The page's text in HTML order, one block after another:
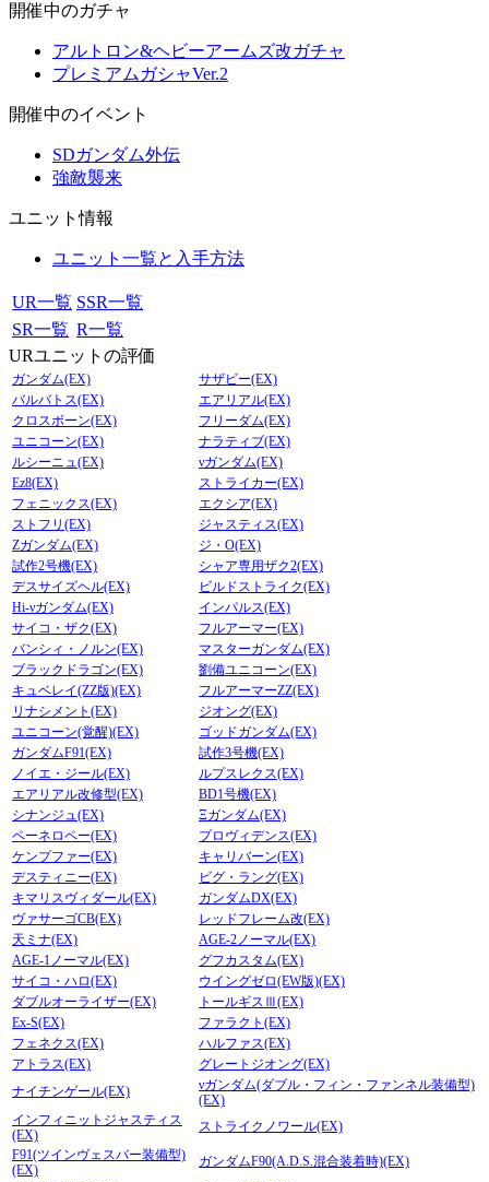
開催中のガチャ
アルトロン&ヘビーアームズ改ガチャ
プレミアムガシャVer.2
開催中のイベント
SDガンダム外伝
強敵襲来
ユニット情報
ユニット一覧と入手方法
UR一覧 SSR一覧
SR一覧 R一覧
URユニットの評価
ガンダム(EX)
サザビー(EX)
バルバトス(EX)
エアリアル(EX)
クロスボーン(EX)
フリーダム(EX)
ユニコーン(EX)
ナラティブ(EX)
ルシーニュ(EX)
νガンダム(EX)
Ez8(EX)
ストライカー(EX)
フェニックス(EX)
エクシア(EX)
ストフリ(EX)
ジャスティス(EX)
Zガンダム(EX)
ジ・O(EX)
試作2号機(EX)
シャア専用ザク2(EX)
デスサイズヘル(EX)
ビルドストライク(EX)
Hi-νガンダム(EX)
インパルス(EX)
サイコ・ザク(EX)
フルアーマー(EX)
バンシィ・ノルン(EX)
マスターガンダム(EX)
ブラックドラゴン(EX)
劉備ユニコーン(EX)
キュベレイ(ZZ版)(EX)
フルアーマーZZ(EX)
リナシメント(EX)
ジオング(EX)
ユニコーン(覚醒)(EX)
ゴッドガンダム(EX)
ガンダムF91(EX)
試作3号機(EX)
ノイエ・ジール(EX)
ルプスレクス(EX)
エアリアル改修型(EX)
BD1号機(EX)
シナンジュ(EX)
Ξガンダム(EX)
ペーネロペー(EX)
プロヴィデンス(EX)
ケンプファー(EX)
キャリバーン(EX)
デスティニー(EX)
ビグ・ラング(EX)
キマリスヴィダール(EX)
ガンダムDX(EX)
ヴァサーゴCB(EX)
レッドフレーム改(EX)
天ミナ(EX)
AGE-2ノーマル(EX)
AGE-1ノーマル(EX)
グフカスタム(EX)
サイコ・ハロ(EX)
ウイングゼロ(EW版)(EX)
ダブルオーライザー(EX)
トールギスⅢ(EX)
Ex-S(EX)
ファラクト(EX)
フェネクス(EX)
ハルファス(EX)
アトラス(EX)
グレートジオング(EX)
ナイチンゲール(EX)
νガンダム(ダブル・フィン・ファンネル装備型)
(EX)
インフィニットジャスティス
(EX)
ストライクノワール(EX)
F91(ツインヴェスバー装備型)
(EX)
ガンダムF90(A.D.S.混合装着時)(EX)